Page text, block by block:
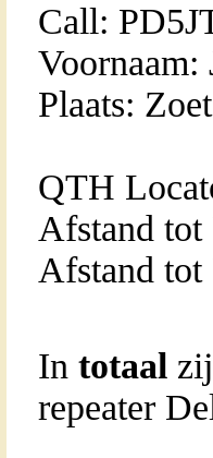
Call:
Voornaam:
Plaats:
QTH
Afstand tot
Afstand tot
In totaal
repeater